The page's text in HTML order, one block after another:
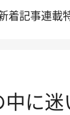
着記事連載
に